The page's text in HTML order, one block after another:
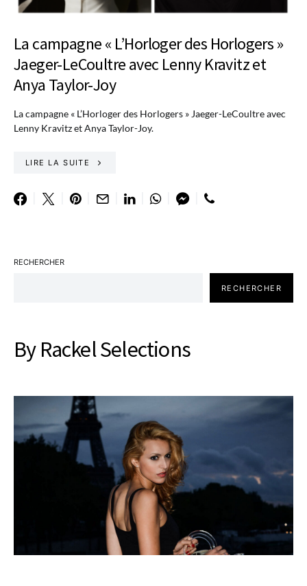
La campagne « L’Horloger des Horlogers »
Jaeger-LeCoultre avec Lenny Kravitz et
Anya Taylor-Joy
La campagne « L’Horloger des Horlogers » Jaeger-LeCoultre avec
Lenny Kravitz et Anya Taylor-Joy.
LIRE LA SUITE
RECHERCHER
RECHERCHER
By Rackel Selections